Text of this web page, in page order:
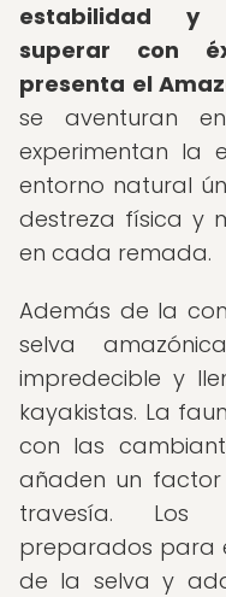
estabilidad y
superar con
presenta el
se aventuran
experimentan la
entorno natural
destreza física y
en cada remada.
Además de la
selva
impredecible y
kayakistas. La
con las
añaden un
travesía. Los
preparados para
de la selva y